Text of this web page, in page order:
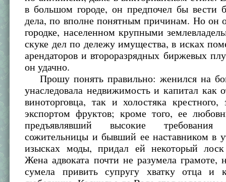
в большом городе, он предпочел бы вести
дела, по вполне понятным причинам. Но он
городке, населенном крупными
скуке дел по дележу имущества, в исках
арендаторов и второразрядных биржевых
он удачно.
Прошу понять правильно: женился на
унаследовала недвижимость и капитал как
виноторговца, так и холостяка крестного,
экспортом фруктов; кроме того, ее
предъявлявший высокие
сожительницы и бывший ее наставником в
изысках моды, придал ей некоторый
Жена адвоката почти не разумела грамоте,
сумела привить супругу хватку отца и